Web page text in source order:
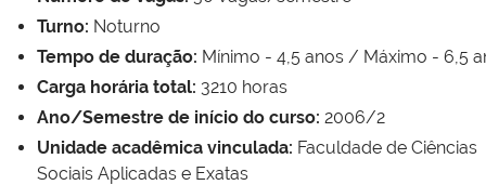
Turno: Noturno
Tempo de duração: Mínimo - 4,5 anos / Máximo - 6,5
Carga horária total: 3210 horas
Ano/Semestre de início do curso: 2006/2
Unidade acadêmica vinculada: Faculdade de Ciências
Sociais Aplicadas e Exatas